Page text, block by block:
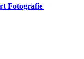
Fotografie –